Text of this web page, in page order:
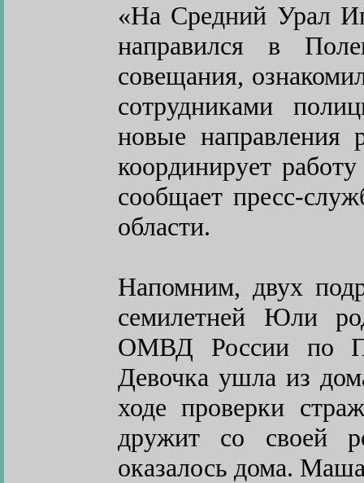
«На Средний Урал
направился в
совещания,
сотрудниками
новые
координирует
сообщает пресс-
области.
Напомним, двух
семилетней Юли
ОМВД России по
Девочка ушла из
ходе проверки
дружит со своей
оказалось дома.